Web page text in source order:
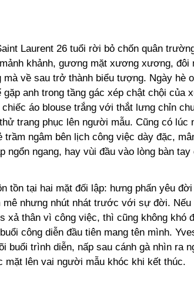
Laurent 26 tuổi rời bỏ chốn quân
khảnh, gương mặt xương xương, đôi
về sau trở thành biểu tượng. Ngày hè
anh trong tầng gác xép chật chội của
chiếc áo blouse trắng với thắt lưng chỉn
trang phục lên người mẫu. Cũng có lúc
trầm ngâm bên lịch công việc dày đặc,
ngổn ngang, hay vùi đầu vào lòng bàn tay
tồn tại hai mặt đối lập: hưng phấn yêu
mê nhưng nhút nhát trước với sự đời.
xả thân vì công việc, thì cũng không khó
công diễn đầu tiên mang tên mình.
buổi trình diễn, nấp sau cánh gà nhìn ra
mặt lên vai người mẫu khóc khi kết thúc.